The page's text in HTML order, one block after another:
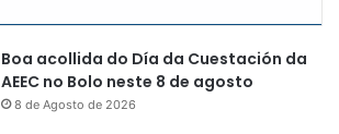
Boa acollida do Día da Cuestación da
AEEC no Bolo neste 8 de agosto
8 de Agosto de 2026